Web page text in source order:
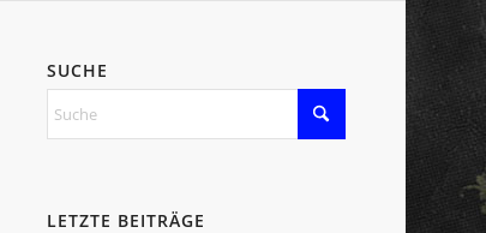
SUCHE
LETZTE BEITRÄGE